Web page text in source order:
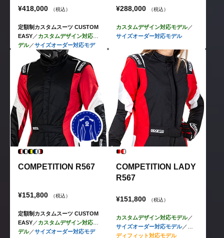
¥418,000 （税込）
定額制カスタムスーツ CUSTOM
EASY ／カスタムデザイン対応モ
デル／サイズオーダー対応モデ
レディフィット対応モデル
¥288,000 （税込）
カスタムデザイン対応モデル／
サイズオーダー対応モデル
COMPETITION R567
¥151,800 （税込）
定額制カスタムスーツ CUSTOM
EASY ／カスタムデザイン対応モ
デル／サイズオーダー対応モデ
COMPETITION LADY
R567
¥151,800 （税込）
カスタムデザイン対応モデル／
サイズオーダー対応モデル／
ディフィット対応モデル